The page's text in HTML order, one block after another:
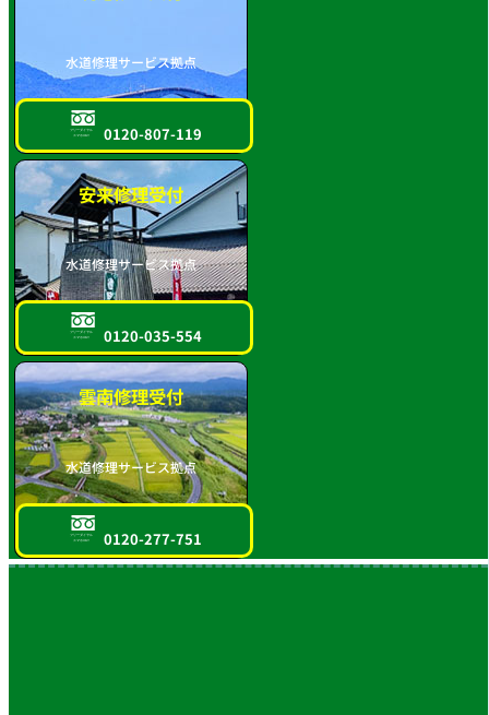
水道修理サービス拠点
フリーダイヤル
スマホOK!! 0120-807-119
安来修理受付
水道修理サービス拠点
フリーダイヤル
スマホOK!! 0120-035-554
雲南修理受付
水道修理サービス拠点
フリーダイヤル
スマホOK!! 0120-277-751